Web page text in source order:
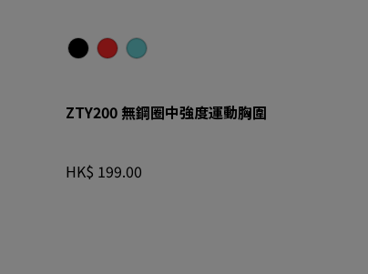
ZTY200 黑色 (BL)
ZTY200 紅色 (RE)
ZTY200 藍色 (TU)
ZTY200 無鋼圈中強度運動胸圍
HK$ 199.00